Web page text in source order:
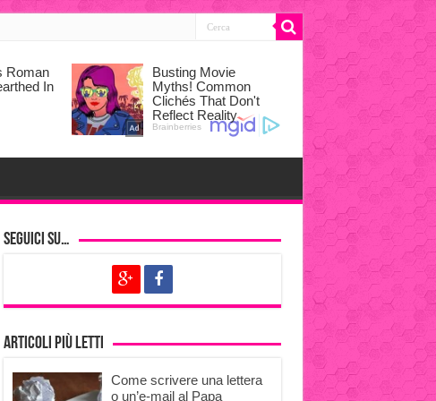
Seguici su…
Articoli più letti
Come scrivere una lettera
o un’e-mail al Papa